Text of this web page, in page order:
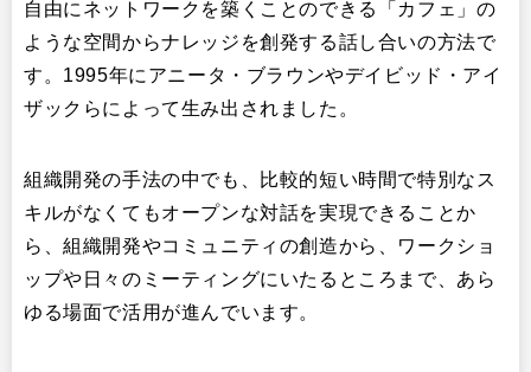
自由にネットワークを築くことのできる「カフェ」の
ような空間からナレッジを創発する話し合いの方法で
す。1995年にアニータ・ブラウンやデイビッド・アイ
ザックらによって生み出されました。
組織開発の手法の中でも、比較的短い時間で特別なス
キルがなくてもオープンな対話を実現できることか
ら、組織開発やコミュニティの創造から、ワークショ
ップや日々のミーティングにいたるところまで、あら
ゆる場面で活用が進んでいます。